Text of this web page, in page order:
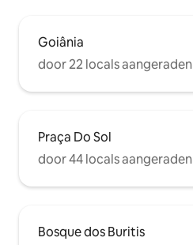
Goiânia
door 22 locals aangeraden
Praça Do Sol
door 44 locals aangeraden
Bosque dos Buritis